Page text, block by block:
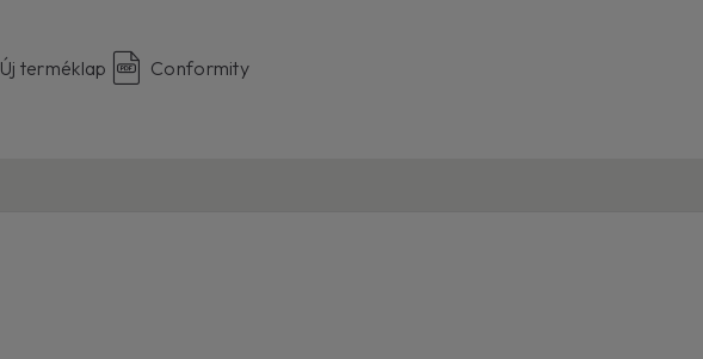
Új terméklap Conformity